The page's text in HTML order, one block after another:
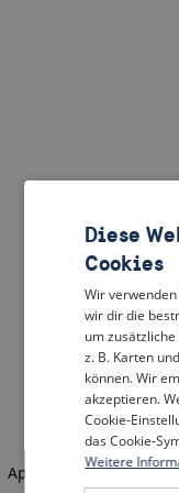
Application error: a
Diese
Cookies
Wir
wir dir die
um
z. B. Karten
können. Wir
akzeptieren.
Cookie-
das Cookie-
Weitere